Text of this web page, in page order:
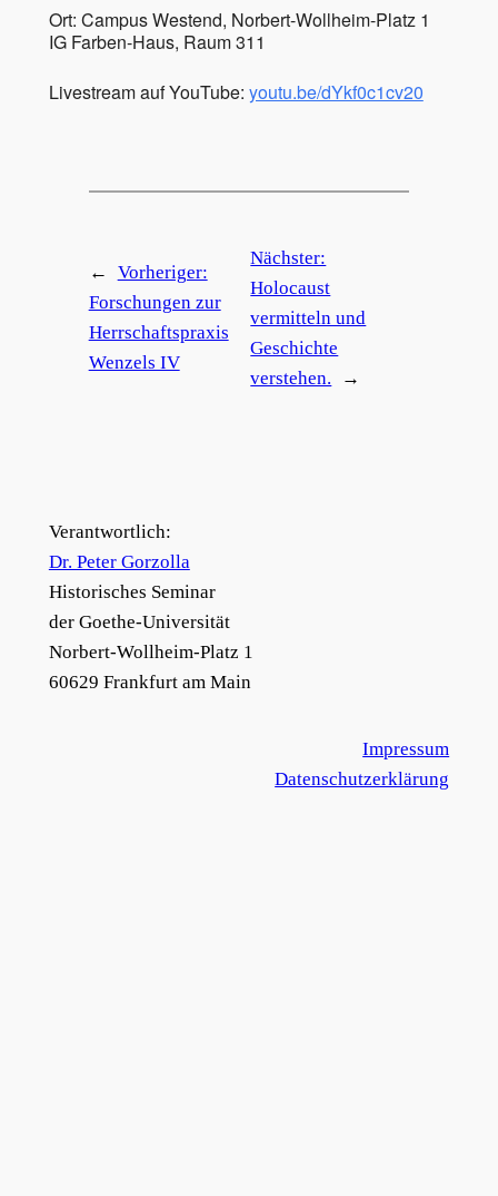
Ort: Campus Westend, Norbert-Wollheim-Platz 1
IG Farben-Haus, Raum 311
Livestream auf YouTube: youtu.be/dYkf0c1cv20
←
Vorheriger:
Forschungen zur
Herrschaftspraxis
Wenzels IV
Nächster:
Holocaust
vermitteln und
Geschichte
verstehen.
→
Verantwortlich:
Dr. Peter Gorzolla
Historisches Seminar
der Goethe-Universität
Norbert-Wollheim-Platz 1
60629 Frankfurt am Main
Impressum
Datenschutzerklärung